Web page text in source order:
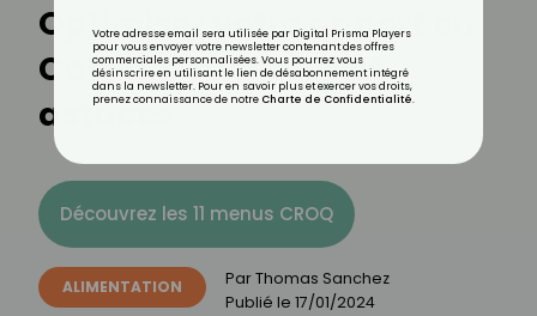
Optimiser votre apport en
Calcium : conseils et
astuces
Découvrez les 11 menus CROQ
ALIMENTATION ParThomas Sanchez
Publié le 17/01/2024
Votre adresse email sera utilisée par Digital Prisma Players
pour vous envoyer votre newsletter contenant des offres
commerciales personnalisées. Vous pourrez vous
désinscrire en utilisant le lien de désabonnement intégré
dans la newsletter. Pour en savoir plus et exercer vos droits,
prenez connaissance de notre Charte de Confidentialité.